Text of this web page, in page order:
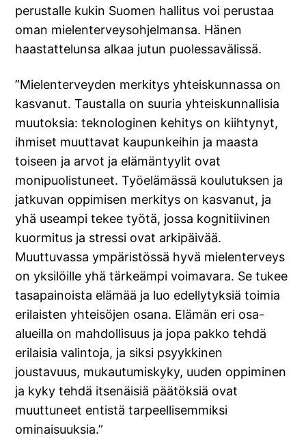
perustalle kukin Suomen hallitus voi perustaa
oman mielenterveysohjelmansa. Hänen
haastattelunsa alkaa jutun puolessavälissä.
”Mielenterveyden merkitys yhteiskunnassa on
kasvanut. Taustalla on suuria yhteiskunnallisia
muutoksia: teknologinen kehitys on kiihtynyt,
ihmiset muuttavat kaupunkeihin ja maasta
toiseen ja arvot ja elämäntyylit ovat
monipuolistuneet. Työelämässä koulutuksen ja
jatkuvan oppimisen merkitys on kasvanut, ja
yhä useampi tekee työtä, jossa kognitiivinen
kuormitus ja stressi ovat arkipäivää.
Muuttuvassa ympäristössä hyvä mielenterveys
on yksilöille yhä tärkeämpi voimavara. Se tukee
tasapainoista elämää ja luo edellytyksiä toimia
erilaisten yhteisöjen osana. Elämän eri osa-
alueilla on mahdollisuus ja jopa pakko tehdä
erilaisia valintoja, ja siksi psyykkinen
joustavuus, mukautumiskyky, uuden oppiminen
ja kyky tehdä itsenäisiä päätöksiä ovat
muuttuneet entistä tarpeellisemmiksi
ominaisuuksia.”